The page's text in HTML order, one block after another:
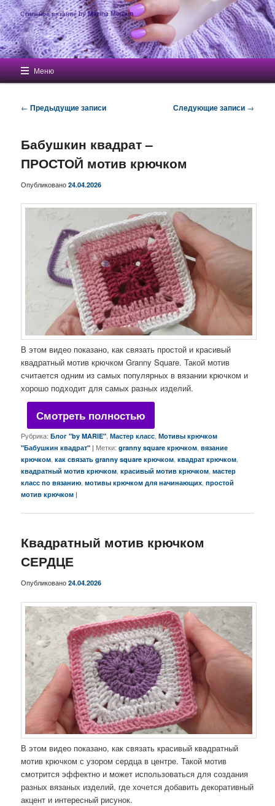
Стильное вязание by Marina Morgun
Главное меню
Перейти к основному содержимому
Перейти к дополнительному содержимому
Меню
Навигация по записям
← Предыдущие записи Следующие записи →
Бабушкин квадрат –
ПРОСТОЙ мотив крючком
Опубликовано24.04.2026
В этом видео показано, как связать простой и красивый
квадратный мотив крючком Granny Square. Такой мотив
считается одним из самых популярных в вязании крючком и
хорошо подходит для самых разных изделий.
Смотреть полностью
Рубрика: Блог "by MARIE" ,Мастер класс ,Мотивы крючком
"Бабушкин квадрат" | Метки: granny square крючком ,вязание
крючком ,как связать granny square крючком ,квадрат крючком
квадратный мотив крючком ,красивый мотив крючком ,мастер
класс по вязанию ,мотивы крючком для начинающих ,простой
мотив крючком |
Квадратный мотив крючком
СЕРДЦЕ
Опубликовано24.04.2026
В этом видео показано, как связать красивый квадратный
мотив крючком с узором сердца в центре. Такой мотив
смотрится эффектно и может использоваться для создания
разных вязаных изделий, где хочется добавить декоративный
акцент и интересный рисунок.